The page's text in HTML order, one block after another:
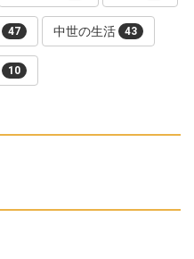
47 中世の生活 43
10